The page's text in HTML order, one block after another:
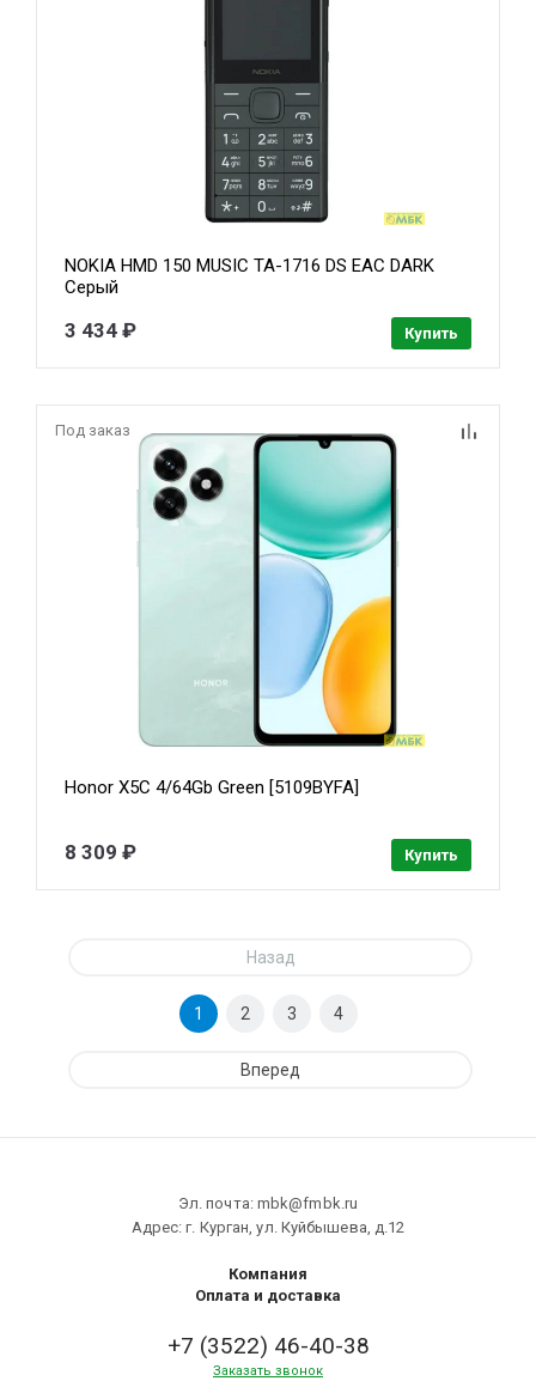
NOKIA HMD 150 MUSIC TA-1716 DS EAC DARK
Серый
3 434 ₽ Купить
Под заказ
Honor X5C 4/64Gb Green [5109BYFA]
8 309 ₽ Купить
Назад
1 2 3 4
Вперед
Эл. почта: mbk@fmbk.ru
Адрес: г. Курган, ул. Куйбышева, д.12
Компания
Оплата и доставка
+7 (3522) 46-40-38
Заказать звонок